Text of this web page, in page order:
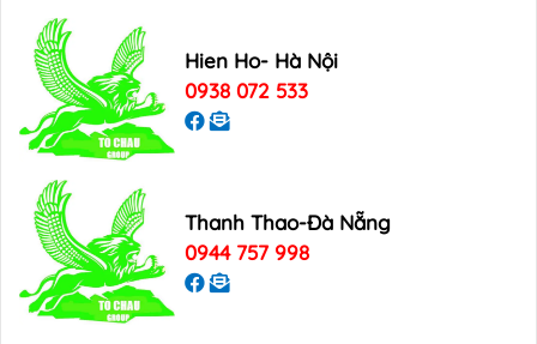
Hien Ho- Hà Nội
0938 072 533
Thanh Thao-Đà Nẵng
0944 757 998